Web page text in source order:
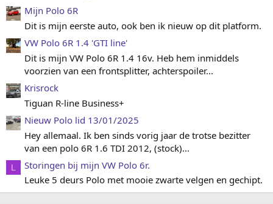
Mijn Polo 6R
Dit is mijn eerste auto, ook ben ik nieuw op dit platform.
VW Polo 6R 1.4 'GTI line'
Dit is mijn VW Polo 6R 1.4 16v. Heb hem inmiddels
voorzien van een frontsplitter, achterspoiler...
Krisrock
Tiguan R-line Business+
Nieuw Polo lid 13/01/2025
Hey allemaal. Ik ben sinds vorig jaar de trotse bezitter
van een polo 6R 1.6 TDI 2012, (stock)...
L
Storingen bij mijn VW Polo 6r.
Leuke 5 deurs Polo met mooie zwarte velgen en gechipt.